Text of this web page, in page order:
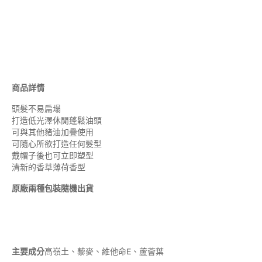
商品詳情
頭髮不易扁塌
打造低光澤休閒蓬鬆油頭
可與其他豬油加疊使用
可隨心所欲打造任何髮型
戴帽子後也可立即塑型
清新的香草薄荷香型
原廠兩種包裝隨機出貨
主要成分高嶺土、藜麥、維他命E、蘆薈葉